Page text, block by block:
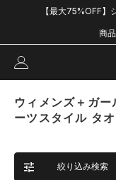
【最大75%OFF】
商
ウィメンズ＋ガ
ーツスタイル タ
絞り込み検索